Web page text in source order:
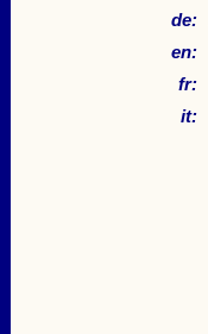
de:
en:
fr:
it: